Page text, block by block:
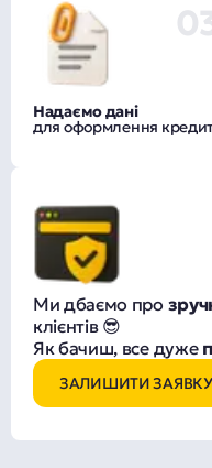
Надаємо дані
для оформлення
Ми дбаємо про
клієнтів 😎
Як бачиш, все дуже
ЗАЛИШИТИ ЗАЯВКУ